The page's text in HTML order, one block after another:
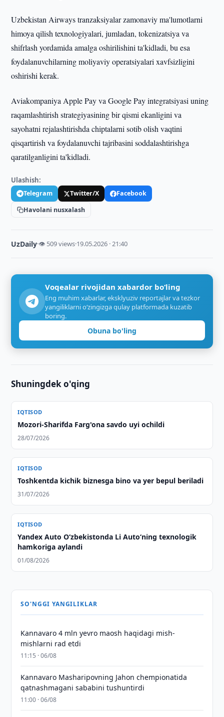
Uzbekistan Airways tranzaksiyalar zamonaviy ma'lumotlarni
himoya qilish texnologiyalari, jumladan, tokenizatsiya va
shifrlash yordamida amalga oshirilishini ta'kidladi, bu esa
foydalanuvchilarning moliyaviy operatsiyalari xavfsizligini
oshirishi kerak.
Aviakompaniya Apple Pay va Google Pay integratsiyasi uning
raqamlashtirish strategiyasining bir qismi ekanligini va
sayohatni rejalashtirishda chiptalarni sotib olish vaqtini
qisqartirish va foydalanuvchi tajribasini soddalashtirishga
qaratilganligini ta'kidladi.
Ulashish:
Telegram Twitter/X
Facebook
Havolani nusxalash
UzDaily·👁 509 views·19.05.2026 · 21:40
Voqealar rivojidan xabardor bo‘ling
Eng muhim xabarlar, eksklyuziv reportajlar va tezkor
yangiliklarni o‘zingizga qulay platformada kuzatib
boring.
Obuna bo'ling
Shuningdek o'qing
IQTISOD
Mozori-Sharifda Farg'ona savdo uyi ochildi
28/07/2026
IQTISOD
Toshkentda kichik biznesga bino va yer bepul beriladi
31/07/2026
IQTISOD
Yandex Auto O‘zbekistonda Li Auto‘ning texnologik
hamkoriga aylandi
01/08/2026
SO'NGGI YANGILIKLAR
Kannavaro 4 mln yevro maosh haqidagi mish-
mishlarni rad etdi
11:15 · 06/08
Kannavaro Masharipovning Jahon chempionatida
qatnashmagani sababini tushuntirdi
11:00 · 06/08